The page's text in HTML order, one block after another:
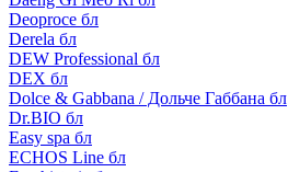
Deoproce бл
Derela бл
DEW Professional бл
DEX бл
Dolce & Gabbana / Дольче Габбана бл
Dr.BIO бл
Easy spa бл
ECHOS Line бл